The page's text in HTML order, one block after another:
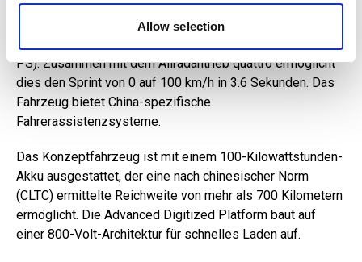
Allow selection
Zwei Elektromotoren, je einer an der Vorder- und
Hinterachse, liefern eine Gesamtleistung von 570 kW (775
PS). Zusammen mit dem Allradantrieb quattro ermöglicht
dies den Sprint von 0 auf 100 km/h in 3.6 Sekunden. Das
Fahrzeug bietet China-spezifische
Fahrerassistenzsysteme.
Das Konzeptfahrzeug ist mit einem 100-Kilowattstunden-
Akku ausgestattet, der eine nach chinesischer Norm
(CLTC) ermittelte Reichweite von mehr als 700 Kilometern
ermöglicht. Die Advanced Digitized Platform baut auf
einer 800-Volt-Architektur für schnelles Laden auf.